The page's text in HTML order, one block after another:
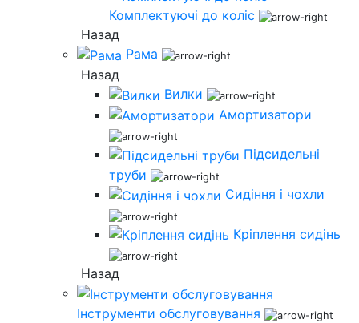
Комплектуючі до коліс
Назад
Рама
Назад
Вилки
Амортизатори
Підсидельні
труби
Сидіння і чохли
Кріплення сидінь
Назад
Інструменти обслуговування